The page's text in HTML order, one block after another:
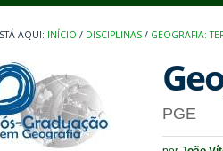
INÍCIO / DISCIPLINAS / GEOGRAFIA:
PGE